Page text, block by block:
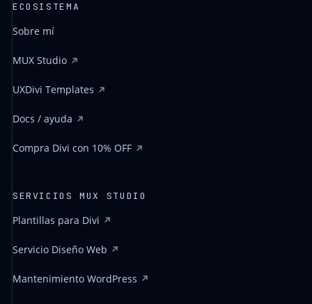
ECOSISTEMA
Sobre mí
MUX Studio
UXDivi Templates
Docs / ayuda
Compra Divi con 10% OFF
SERVICIOS MUX STUDIO
Plantillas para Divi
Servicio Diseño Web
Mantenimiento WordPress